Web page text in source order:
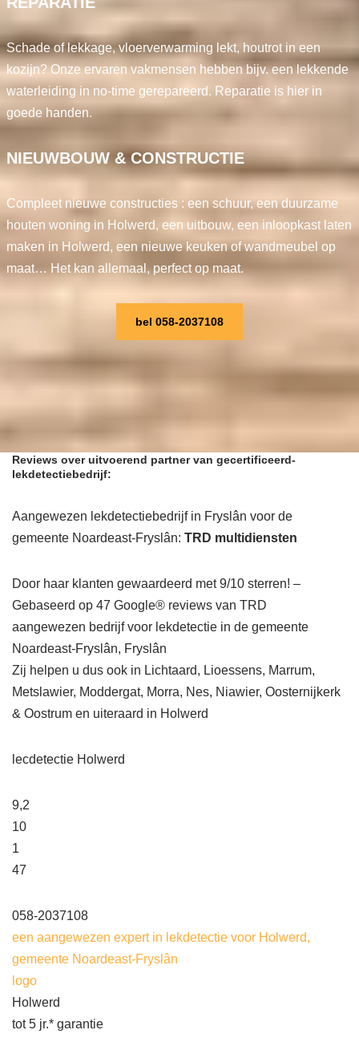
Schade of lekkage, vloerverwarming lekt, houtrot in een
kozijn? Onze ervaren vakmensen hebben bijv. een lekkende
waterleiding in no-time gerepareerd. Reparatie is hier in
goede handen.
NIEUWBOUW & CONSTRUCTIE
Compleet nieuwe constructies : een schuur, een duurzame
houten woning in Holwerd, een uitbouw, een inloopkast laten
maken in Holwerd, een nieuwe keuken of wandmeubel op
maat… Het kan allemaal, perfect op maat.
bel 058-2037108
Reviews over uitvoerend partner van gecertificeerd-
lekdetectiebedrijf:
Aangewezen lekdetectiebedrijf in Fryslân voor de
gemeente Noardeast-Fryslân: TRD multidiensten
Door haar klanten gewaardeerd met 9/10 sterren! –
Gebaseerd op 47 Google® reviews van TRD
aangewezen bedrijf voor lekdetectie in de gemeente
Noardeast-Fryslân, Fryslân
Zij helpen u dus ook in Lichtaard, Lioessens, Marrum,
Metslawier, Moddergat, Morra, Nes, Niawier, Oosternijkerk
& Oostrum en uiteraard in Holwerd
lecdetectie Holwerd
9,2
10
1
47
058-2037108
een aangewezen expert in lekdetectie voor Holwerd,
gemeente Noardeast-Fryslân
logo
Holwerd
tot 5 jr.* garantie